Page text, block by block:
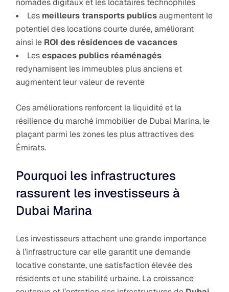
Les meilleurs transports publicsaugmentent le
potentiel des locations courte durée, améliorant
ainsi le ROI des résidences de vacances
Lesespaces publics réaménagés
redynamisent les immeubles plus anciens et
augmentent leur valeur de revente
Ces améliorations renforcent la liquidité et la
résilience du marché immobilier de Dubai Marina, le
plaçant parmi les zones les plus attractives des
Émirats.
Pourquoi les infrastructures
rassurent les investisseurs à
Dubai Marina
Les investisseurs attachent une grande importance
à l’infrastructure car elle garantit une demande
locative constante, une satisfaction élevée des
résidents et une stabilité urbaine. La croissance